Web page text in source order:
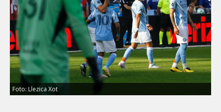
Foto: Llezica Xot